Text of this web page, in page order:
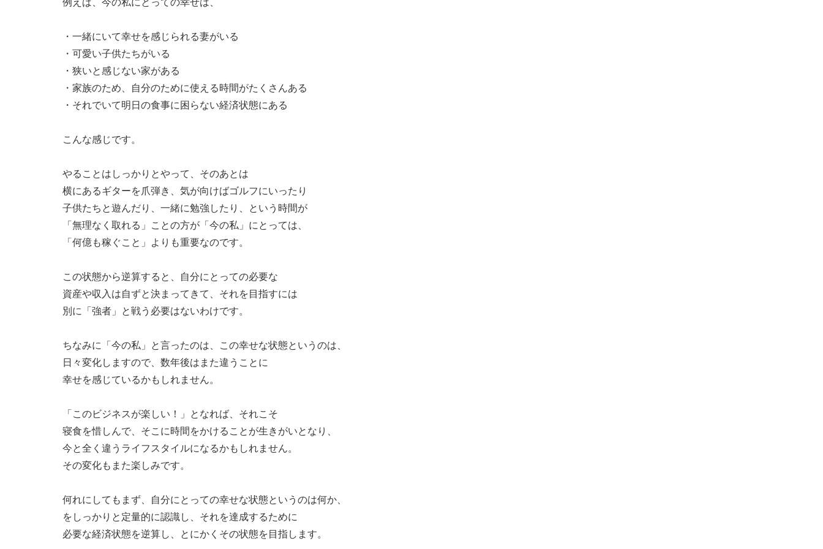
・一緒にいて幸せを感じられる妻がいる
・可愛い子供たちがいる
・狭いと感じない家がある
・家族のため、自分のために使える時間がたくさんある
・それでいて明日の食事に困らない経済状態にある
こんな感じです。
やることはしっかりとやって、そのあとは
横にあるギターを爪弾き、気が向けばゴルフにいったり
子供たちと遊んだり、一緒に勉強したり、という時間が
「無理なく取れる」ことの方が「今の私」にとっては、
「何億も稼ぐこと」よりも重要なのです。
この状態から逆算すると、自分にとっての必要な
資産や収入は自ずと決まってきて、それを目指すには
別に「強者」と戦う必要はないわけです。
ちなみに「今の私」と言ったのは、この幸せな状態というのは、
日々変化しますので、数年後はまた違うことに
幸せを感じているかもしれません。
「このビジネスが楽しい！」となれば、それこそ
寝食を惜しんで、そこに時間をかけることが生きがいとなり、
今と全く違うライフスタイルになるかもしれません。
その変化もまた楽しみです。
何れにしてもまず、自分にとっての幸せな状態というのは何か、
をしっかりと定量的に認識し、それを達成するために
必要な経済状態を逆算し、とにかくその状態を目指します。